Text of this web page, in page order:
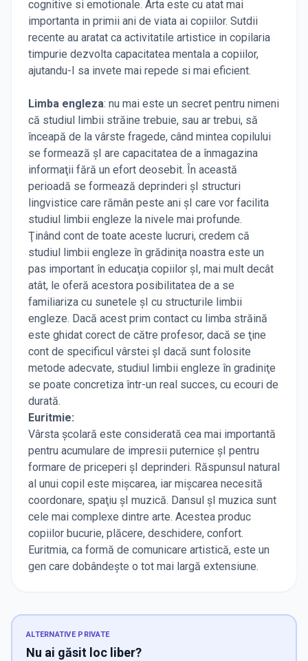
cognitive si emotionale. Arta este cu atat mai
importanta in primii ani de viata ai copiilor. Sutdii
recente au aratat ca activitatile artistice in copilaria
timpurie dezvolta capacitatea mentala a copiilor,
ajutandu-I sa invete mai repede si mai eficient.
Limba engleza: nu mai este un secret pentru nimeni
că studiul limbii străine trebuie, sau ar trebui, să
înceapă de la vârste fragede, când mintea copilului
se formează şI are capacitatea de a înmagazina
informaţii fără un efort deosebit. În această
perioadă se formează deprinderi şI structuri
lingvistice care rămân peste ani şI care vor facilita
studiul limbii engleze la nivele mai profunde.
Ţinând cont de toate aceste lucruri, credem că
studiul limbii engleze în grădiniţa noastra este un
pas important în educaţia copiilor şI, mai mult decât
atât, le oferă acestora posibilitatea de a se
familiariza cu sunetele şI cu structurile limbii
engleze. Dacă acest prim contact cu limba străină
este ghidat corect de către profesor, dacă se ţine
cont de specificul vârstei şI dacă sunt folosite
metode adecvate, studiul limbii engleze în gradiniţe
se poate concretiza într-un real succes, cu ecouri de
durată.
Euritmie:
Vârsta şcolară este considerată cea mai importantă
pentru acumulare de impresii puternice şI pentru
formare de priceperi şI deprinderi. Răspunsul natural
al unui copil este mişcarea, iar mişcarea necesită
coordonare, spaţiu şI muzică. Dansul şI muzica sunt
cele mai complexe dintre arte. Acestea produc
copiilor bucurie, plăcere, deschidere, confort.
Euritmia, ca formă de comunicare artistică, este un
gen care dobândeşte o tot mai largă extensiune.
ALTERNATIVE PRIVATE
Nu ai găsit loc liber?